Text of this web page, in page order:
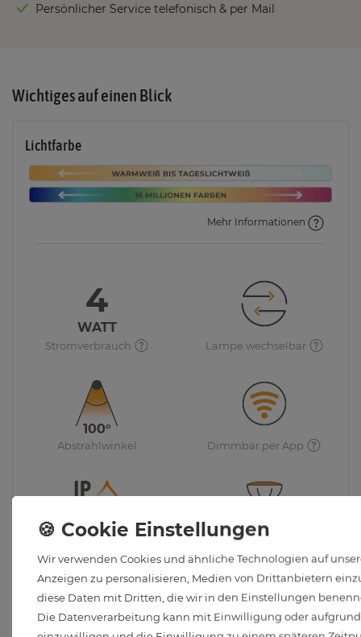
Persönlicher Service telefonisch & per Mail
Wichtiges auf einen Blick
Lichtfarbe
Mehr Informationen
4
WATT
Stromverbrauch Lampe wechselbar
100°
Abstrahlwinkel Dimmbar per App
Häufig gestellte Kundenfragen
Wir verwenden Cookies und ähnliche Technologien auf
Anzeigen zu personalisieren, Medien von Drittanbietern
diese Daten mit Dritten, die wir in den Einstellungen
Die Datenverarbeitung kann mit Einwilligung oder